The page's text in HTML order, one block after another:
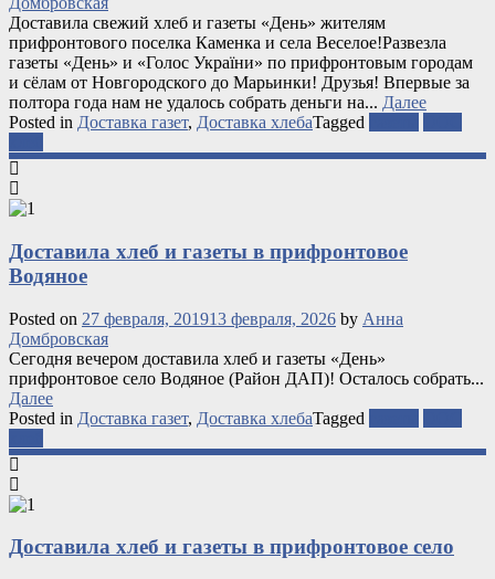
Доставила свежий хлеб и газеты «День» жителям
прифронтового поселка Каменка и села Веселое!Развезла
газеты «День» и «Голос України» по прифронтовым городам
и сёлам от Новгородского до Марьинки! Друзья! Впервые за
полтора года нам не удалось собрать деньги на... Далее
Posted in Доставка газет, Доставка хлебаTagged
Доставила хлеб и газеты в прифронтовое
Водяное
Posted on 27 февраля, 201913 февраля, 2026 by Анна
Домбровская
Сегодня вечером доставила хлеб и газеты «День»
прифронтовое село Водяное (Район ДАП)! Осталось собрать...
Далее
Posted in Доставка газет, Доставка хлебаTagged
Доставила хлеб и газеты в прифронтовое село